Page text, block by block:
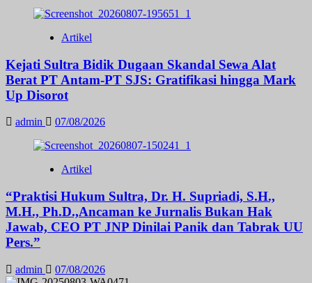
Artikel
Kejati Sultra Bidik Dugaan Skandal Sewa Alat
Berat PT Antam-PT SJS: Gratifikasi hingga Mark
Up Disorot
admin 07/08/2026
Artikel
“Praktisi Hukum Sultra, Dr. H. Supriadi, S.H.,
M.H., Ph.D.,Ancaman ke Jurnalis Bukan Hak
Jawab, CEO PT JNP Dinilai Panik dan Tabrak UU
Pers.”
admin 07/08/2026